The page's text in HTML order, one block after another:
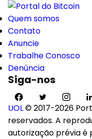
Quem somos
Contato
Anuncie
Trabalhe Conosco
Denúncia
Siga-nos
UOL© 2017-2026
reservados. A
autorização prévia é